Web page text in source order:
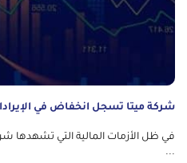
شركة ميتا تسجل انخفاض في
في ظل الأزمات المالية التي تشهدها
...